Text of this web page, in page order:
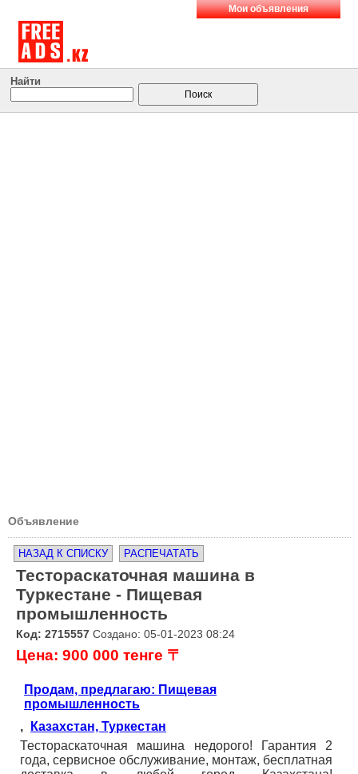
Мои объявления
Найти
Объявление
НАЗАД К СПИСКУ РАСПЕЧАТАТЬ
Тестораскаточная машина в
Туркестане - Пищевая
промышленность
Код: 2715557 Создано: 05-01-2023 08:24
Цена: 900 000 тенге 〒
Продам, предлагаю: Пищевая
промышленность
,
Казахстан, Туркестан
Тестораскаточная машина недорого! Гарантия 2
года, сервисное обслуживание, монтаж, бесплатная